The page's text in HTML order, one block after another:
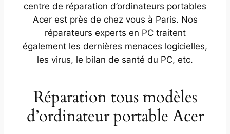
centre de réparation d’ordinateurs portables
Acer est près de chez vous à Paris. Nos
réparateurs experts en PC traitent
également les dernières menaces logicielles,
les virus, le bilan de santé du PC, etc.
Réparation tous modèles
d’ordinateur portable Acer